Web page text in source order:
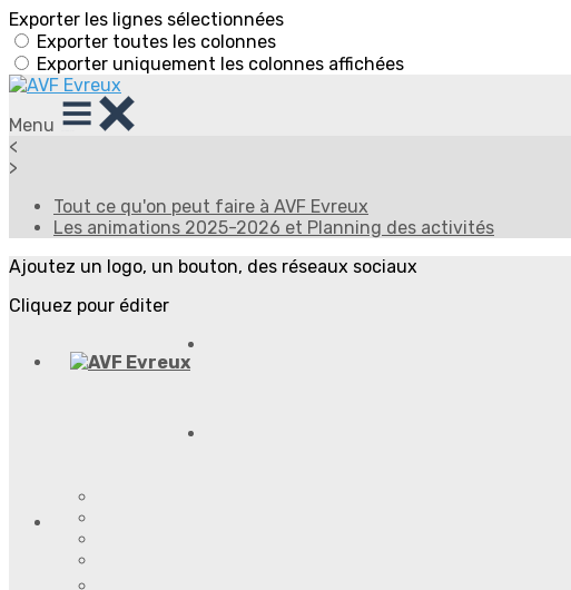
Exporter les lignes sélectionnées
Exporter toutes les colonnes
Exporter uniquement les colonnes affichées
Menu
<
>
Tout ce qu'on peut faire à AVF Evreux
Les animations 2025-2026 et Planning des activités
Ajoutez un logo, un bouton, des réseaux sociaux
Cliquez pour éditer